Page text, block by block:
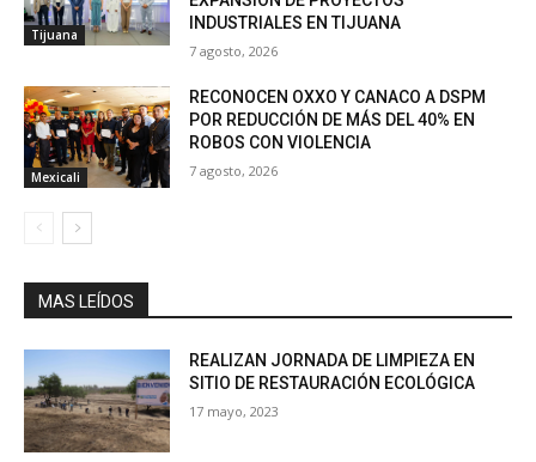
Tijuana
INDUSTRIALES EN TIJUANA
7 agosto, 2026
Mexicali
RECONOCEN OXXO Y CANACO A DSPM
POR REDUCCIÓN DE MÁS DEL 40% EN
ROBOS CON VIOLENCIA
7 agosto, 2026
MAS LEÍDOS
REALIZAN JORNADA DE LIMPIEZA EN
SITIO DE RESTAURACIÓN ECOLÓGICA
17 mayo, 2023